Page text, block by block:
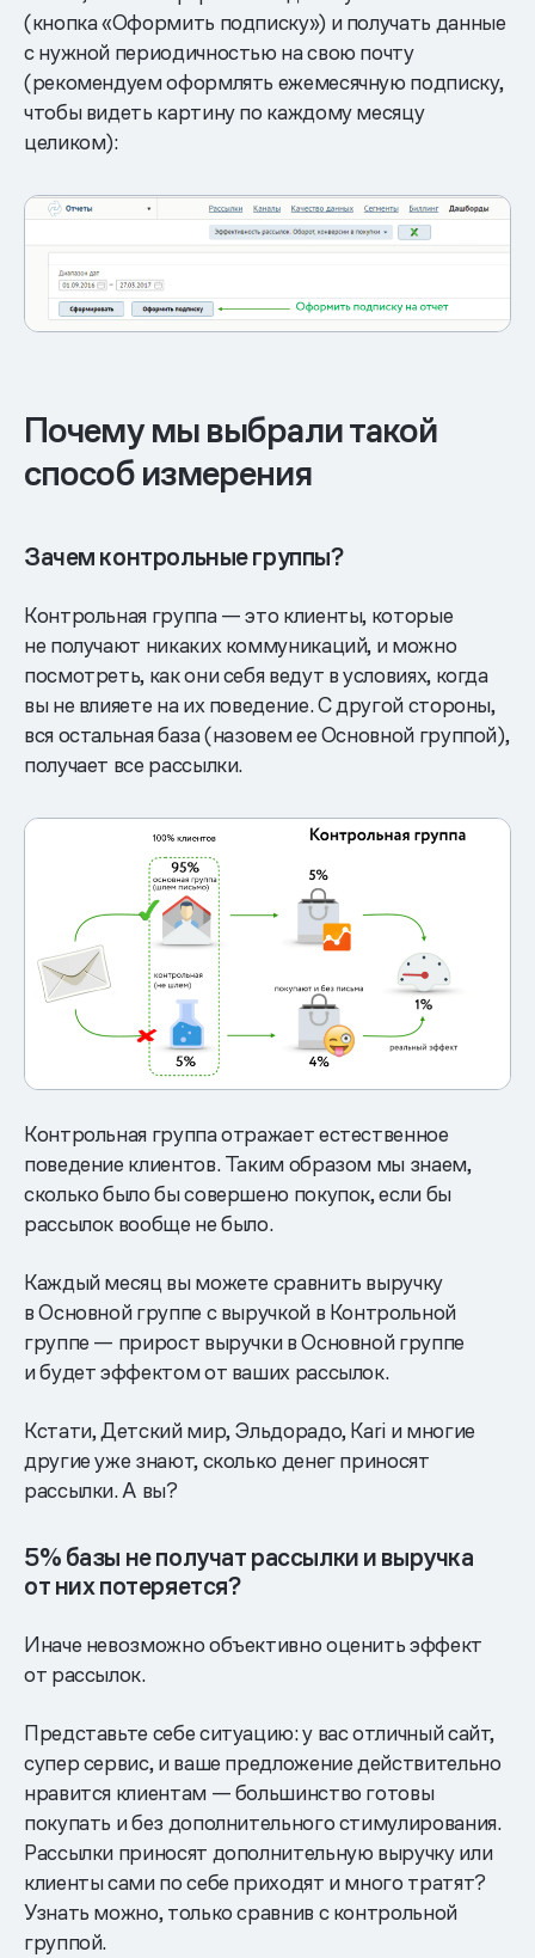
(кнопка «Оформить подписку») и получать данные
с нужной периодичностью на свою почту
(рекомендуем оформлять ежемесячную подписку,
чтобы видеть картину по каждому месяцу
целиком):
Почему мы выбрали такой
способ измерения
Зачем контрольные группы?
Контрольная группа — это клиенты, которые
не получают никаких коммуникаций, и можно
посмотреть, как они себя ведут в условиях, когда
вы не влияете на их поведение. С другой стороны,
вся остальная база (назовем ее Основной группой),
получает все рассылки.
Контрольная группа отражает естественное
поведение клиентов. Таким образом мы знаем,
сколько было бы совершено покупок, если бы
рассылок вообще не было.
Каждый месяц вы можете сравнить выручку
в Основной группе с выручкой в Контрольной
группе — прирост выручки в Основной группе
и будет эффектом от ваших рассылок.
Кстати, Детский мир, Эльдорадо, Kari и многие
другие уже знают, сколько денег приносят
рассылки. А вы?
5% базы не получат рассылки и выручка
от них потеряется?
Иначе невозможно объективно оценить эффект
от рассылок.
Представьте себе ситуацию: у вас отличный сайт,
супер сервис, и ваше предложение действительно
нравится клиентам — большинство готовы
покупать и без дополнительного стимулирования.
Рассылки приносят дополнительную выручку или
клиенты сами по себе приходят и много тратят?
Узнать можно, только сравнив с контрольной
группой.